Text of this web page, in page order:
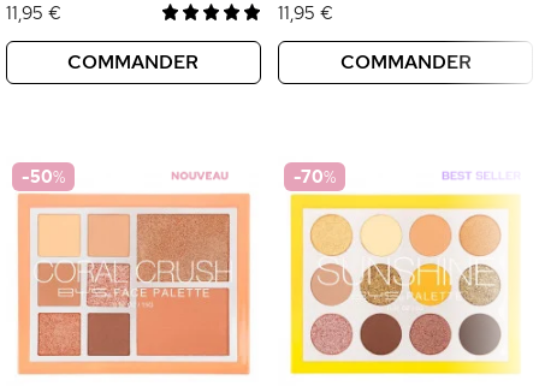
11,95 €
COMMANDER
11,95 €
COMMANDER
-50% -70%